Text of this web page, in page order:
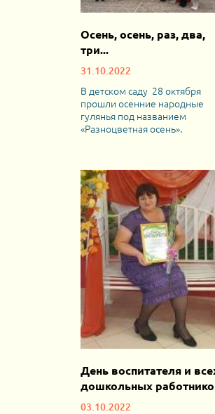
Осень, осень, раз, два,
три...
31.10.2022
В детском саду 28 октября
прошли осенние народные
гулянья под названием
«Разноцветная осень».
День воспитателя и
дошкольных
03.10.2022